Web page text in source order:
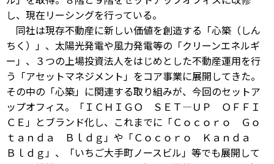
し、現在リーシングを行っている。
同社は現存不動産に新しい価値を創造する「心築（しん
ちく）」、太陽光発電や風力発電等の「クリーンエネルギ
ー」、３つの上場投資法人をはじめとした不動産運用を行
う「アセットマネジメント」をコア事業に展開してきた。
その中の「心築」に関連する取り組みが、今回のセットア
ップオフィス。「ＩＣＨＩＧＯ ＳＥＴ―ＵＰ ＯＦＦＩ
ＣＥ」とブランド化し、これまでに「Ｃｏｃｏｒｏ Ｇｏ
ｔａｎｄａ Ｂｌｄｇ」や「Ｃｏｃｏｒｏ Ｋａｎｄａ
Ｂｌｄｇ」、「いちご大手町ノースビル」等でも展開して